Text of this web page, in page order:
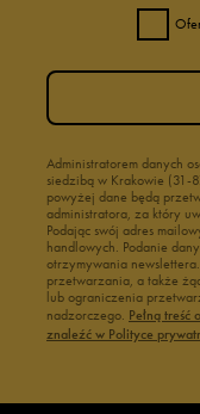
1
Jak zbieramy
Administratorem danych
siedzibą w Krakowie (31-
powyżej dane będą
administratora, za który
Podając swój adres
handlowych. Podanie
otrzymywania
przetwarzania, a także
lub ograniczenia
nadzorczego. Pełną
znaleźć w Polityce